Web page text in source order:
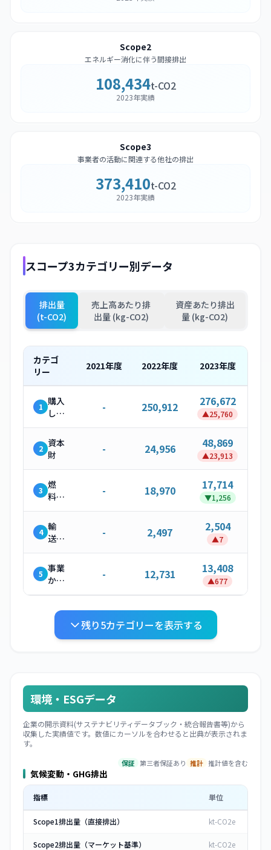
Scope2
エネルギー消化に伴う間接排出
108,434t-CO2
2023年実績
Scope3
事業者の活動に関連する他社の排出
373,410t-CO2
2023年実績
スコープ3カテゴリー別データ
排出量
(t-CO2)
売上高あたり排
出量 (kg-CO2)
資産あたり排出
量 (kg-CO2)
カテゴ
リー
2021年度 2022年度 2023年度
1 購入
した
製
品・
サー
ビス
- 250,912 276,672
▲25,760
2 資本
財
- 24,956 48,869
▲23,913
3 燃
料・
エネ
ルギ
ー関
連活
動
- 18,970 17,714
▼1,256
4 輸
送・
配送
（上
流）
- 2,497 2,504
▲7
5 事業
から
発生
廃棄
- 12,731 13,408
▲677
残り5カテゴリーを表示する
環境・ESGデータ
企業の開示資料(サステナビリティデータブック・統合報告書等)から
収集した実績値です。数値にカーソルを合わせると出典が表示されま
す。
保証 第三者保証あり 推計 推計値を含む
気候変動・GHG排出
指標 単位
Scope1排出量（直接排出） kt-CO2e
Scope2排出量（マーケット基準） kt-CO2e